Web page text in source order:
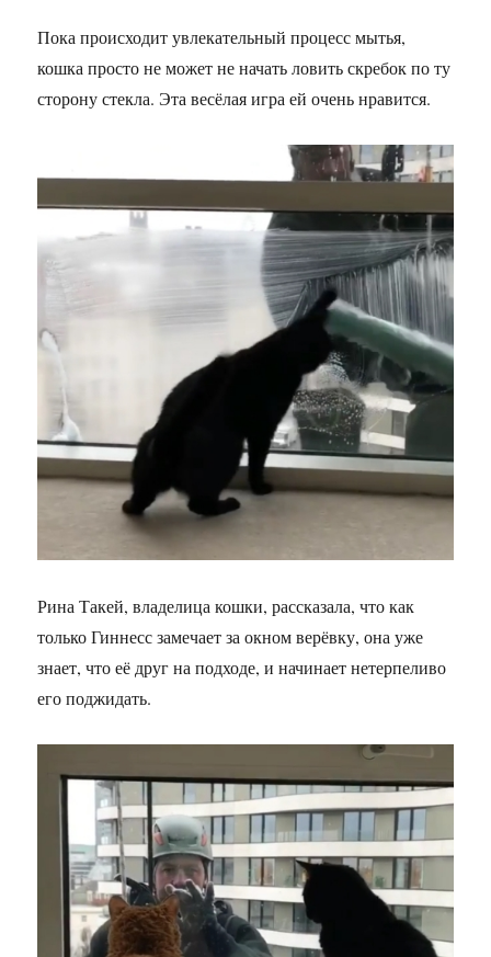
Пока происходит увлекательный процесс мытья,
кошка просто не может не начать ловить скребок по ту
сторону стекла. Эта весёлая игра ей очень нравится.
Рина Такей, владелица кошки, рассказала, что как
только Гиннесс замечает за окном верёвку, она уже
знает, что её друг на подходе, и начинает нетерпеливо
его поджидать.